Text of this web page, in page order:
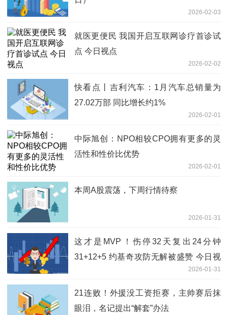
2026-02-03
就医更便民 我国开启互联网诊疗首诊试
点 今日视点
2026-02-02
快看点丨吉利汽车：1月汽车总销量为
27.02万部 同比增长约1%
2026-02-01
中际旭创：NPO相较CPO拥有更多的灵
活性和性价比优势
2026-02-01
本周A股震荡，下周行情待察
2026-01-31
这才是MVP！伤停32天复出24分钟
31+12+5 约基奇攻防无解被盛赞 今日视
2026-01-31
21连败！外援没工资拒赛，主帅赛后抹
眼泪，名记提出“解套”办法